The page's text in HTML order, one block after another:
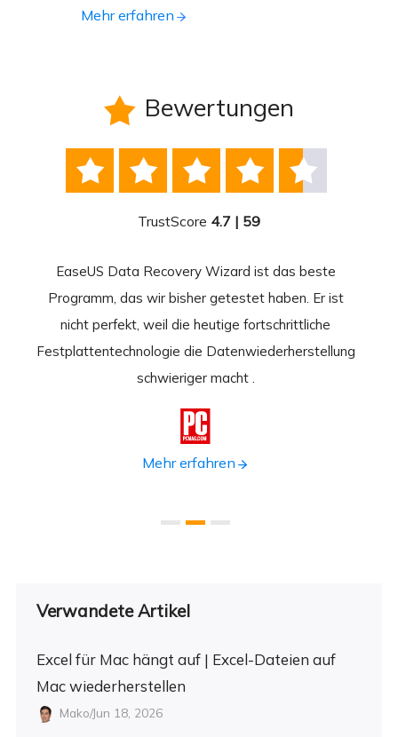
Mehr erfahren
 Bewertungen
    
TrustScore 4.7 | 59
EaseUS Data Recovery Wizard ist das beste
Programm, das wir bisher getestet haben. Er ist
nicht perfekt, weil die heutige fortschrittliche
Festplattentechnologie die Datenwiederherstellung
schwieriger macht .

Mehr erfahren
Verwandete Artikel
Excel für Mac hängt auf | Excel-Dateien auf
Mac wiederherstellen
Mako/Jun 18, 2026